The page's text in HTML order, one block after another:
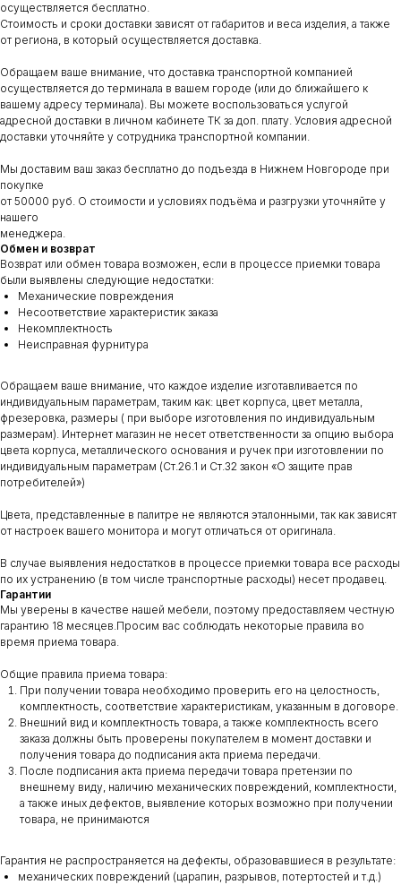
осуществляется бесплатно.
Стоимость и сроки доставки зависят от габаритов и веса изделия, а также
от региона, в который осуществляется доставка.
Обращаем ваше внимание, что доставка транспортной компанией
осуществляется до терминала в вашем городе (или до ближайшего к
вашему адресу терминала). Вы можете воспользоваться услугой
адресной доставки в личном кабинете ТК за доп. плату. Условия адресной
доставки уточняйте у сотрудника транспортной компании.
Мы доставим ваш заказ бесплатно до подъезда в Нижнем Новгороде при
покупке
от 50000 руб. О стоимости и условиях подъёма и разгрузки уточняйте у
нашего
менеджера.
Обмен и возврат
Возврат или обмен товара возможен, если в процессе приемки товара
были выявлены следующие недостатки:
Механические повреждения
Несоответствие характеристик заказа
Некомплектность
Неисправная фурнитура
Обращаем ваше внимание, что каждое изделие изготавливается по
индивидуальным параметрам, таким как: цвет корпуса, цвет металла,
фрезеровка, размеры ( при выборе изготовления по индивидуальным
размерам). Интернет магазин не несет ответственности за опцию выбора
цвета корпуса, металлического основания и ручек при изготовлении по
индивидуальным параметрам (Ст.26.1 и Ст.32 закон «О защите прав
потребителей»)
Цвета, представленные в палитре не являются эталонными, так как зависят
от настроек вашего монитора и могут отличаться от оригинала.
В случае выявления недостатков в процессе приемки товара все расходы
по их устранению (в том числе транспортные расходы) несет продавец.
Гарантии
Мы уверены в качестве нашей мебели, поэтому предоставляем честную
гарантию 18 месяцев.Просим вас соблюдать некоторые правила во
время приема товара.
Общие правила приема товара:
При получении товара необходимо проверить его на целостность,
комплектность, соответствие характеристикам, указанным в договоре.
Внешний вид и комплектность товара, а также комплектность всего
заказа должны быть проверены покупателем в момент доставки и
получения товара до подписания акта приема передачи.
После подписания акта приема передачи товара претензии по
внешнему виду, наличию механических повреждений, комплектности,
а также иных дефектов, выявление которых возможно при получении
товара, не принимаются
Гарантия не распространяется на дефекты, образовавшиеся в результате:
механических повреждений (царапин, разрывов, потертостей и т.д.)